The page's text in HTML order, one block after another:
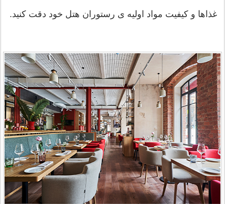
غذاها و کیفیت مواد اولیه ی رستوران هتل خود دقت کنید.